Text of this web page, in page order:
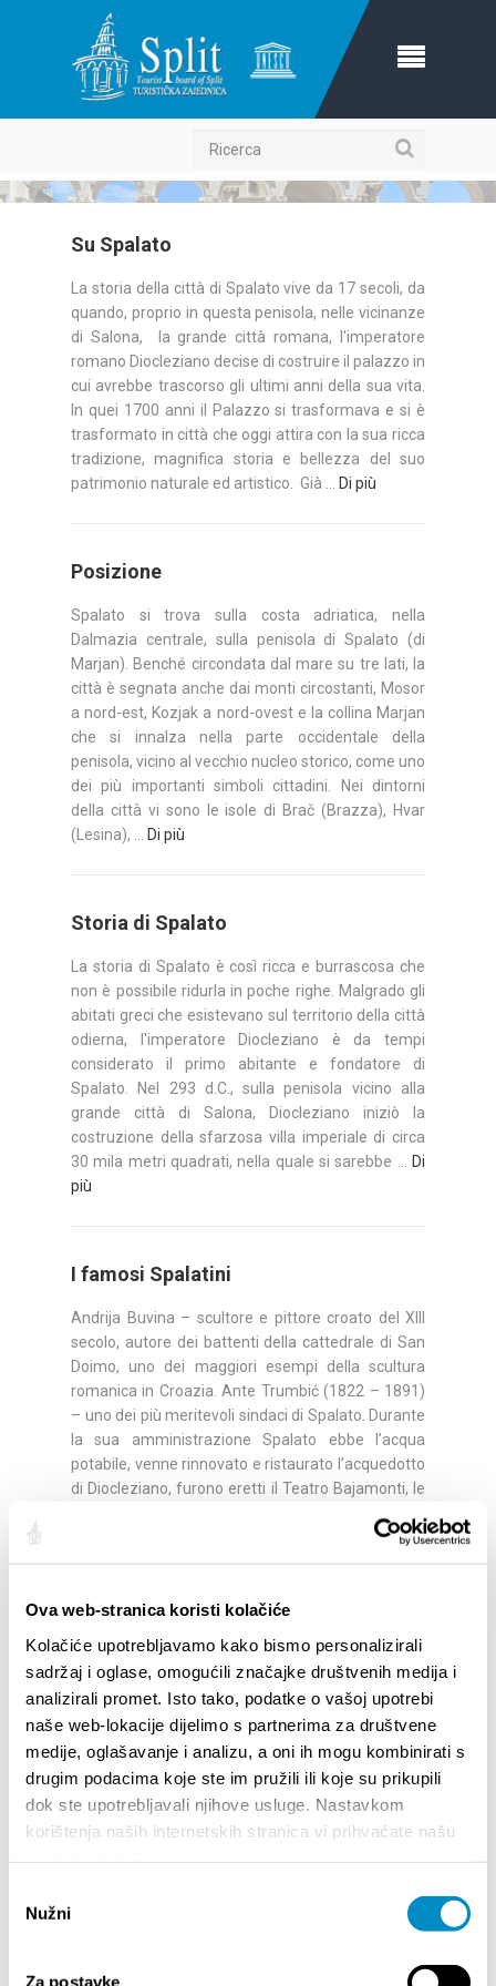
Ova web-stranica koristi kolačiće
Kolačiće upotrebljavamo kako bismo personalizirali
sadržaj i oglase, omogućili značajke društvenih medija i
analizirali promet. Isto tako, podatke o vašoj upotrebi
naše web-lokacije dijelimo s partnerima za društvene
medije, oglašavanje i analizu, a oni ih mogu kombinirati s
drugim podacima koje ste im pružili ili koje su prikupili
dok ste upotrebljavali njihove usluge. Nastavkom
korištenja naših internetskih stranica vi prihvaćate našu
pristanka
Nužni
Za postavke
Ricerca
Su Spalato
La storia della città di Spalato vive da 17 secoli, da
quando, proprio in questa penisola, nelle vicinanze
di Salona, la grande città romana, l'imperatore
romano Diocleziano decise di costruire il palazzo in
cui avrebbe trascorso gli ultimi anni della sua vita.
In quei 1700 anni il Palazzo si trasformava e si è
trasformato in città che oggi attira con la sua ricca
tradizione, magnifica storia e bellezza del suo
patrimonio naturale ed artistico. Già ...
Di più
Posizione
Spalato si trova sulla costa adriatica, nella
Dalmazia centrale, sulla penisola di Spalato (di
Marjan). Benché circondata dal mare su tre lati, la
città è segnata anche dai monti circostanti, Mosor
a nord-est, Kozjak a nord-ovest e la collina Marjan
che si innalza nella parte occidentale della
penisola, vicino al vecchio nucleo storico, come uno
dei più importanti simboli cittadini. Nei dintorni
della città vi sono le isole di Brač (Brazza), Hvar
(Lesina), ...
Di più
Storia di Spalato
La storia di Spalato è così ricca e burrascosa che
non è possibile ridurla in poche righe. Malgrado gli
abitati greci che esistevano sul territorio della città
odierna, l'imperatore Diocleziano è da tempi
considerato il primo abitante e fondatore di
Spalato. Nel 293 d.C., sulla penisola vicino alla
grande città di Salona, Diocleziano iniziò la
costruzione della sfarzosa villa imperiale di circa
30 mila metri quadrati, nella quale si sarebbe ...
Di
più
I famosi Spalatini
Andrija Buvina – scultore e pittore croato del XIII
secolo, autore dei battenti della cattedrale di San
Doimo, uno dei maggiori esempi della scultura
romanica in Croazia. Ante Trumbić (1822 – 1891)
– uno dei più meritevoli sindaci di Spalato. Durante
la sua amministrazione Spalato ebbe l’acqua
potabile, venne rinnovato e ristaurato l’acquedotto
di Diocleziano, furono eretti il Teatro Bajamonti, le
Mappa interattiva di Spalato con le informazioni
più importanti.Di più
SPALATO